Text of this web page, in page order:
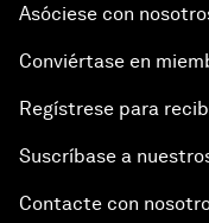
Asóciese con
Conviértase en
Regístrese para
Suscríbase a
Contacte con